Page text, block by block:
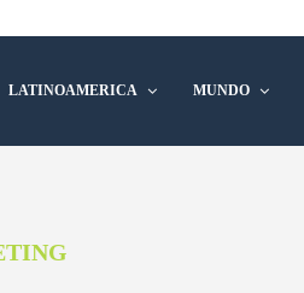
LATINOAMERICA MUNDO